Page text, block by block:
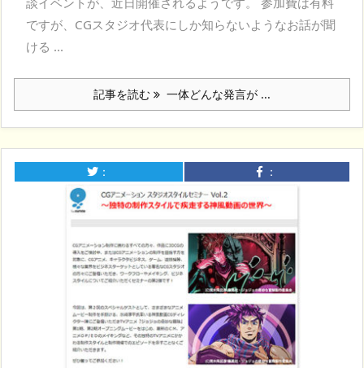
ですが、CGスタジオ代表にしか知らないようなお話が聞
ける ...
記事を読む 一体どんな発言が ...
： ：